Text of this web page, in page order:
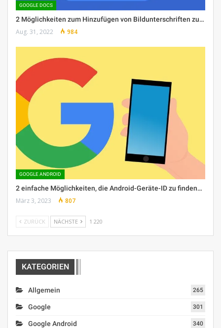
GOOGLE DOCS
2 Möglichkeiten zum Hinzufügen von Bildunterschriften zu…
Aug. 31, 2022 984
GOOGLE ANDROID
2 einfache Möglichkeiten, die Android-Geräte-ID zu finden…
März 3, 2023 807
ZURÜCK NÄCHSTE 1 220
KATEGORIEN
Allgemein 265
Google 301
Google Android 340